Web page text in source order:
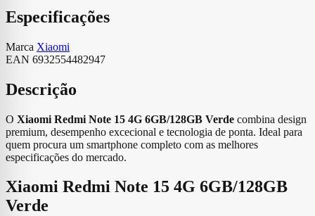
Especificações
Marca Xiaomi
EAN 6932554482947
Descrição
O Xiaomi Redmi Note 15 4G 6GB/128GB Verde combina design
premium, desempenho excecional e tecnologia de ponta. Ideal para
quem procura um smartphone completo com as melhores
especificações do mercado.
Xiaomi Redmi Note 15 4G 6GB/128GB
Verde